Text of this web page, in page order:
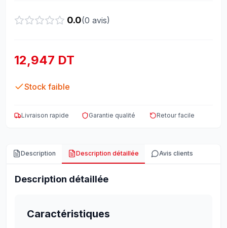
0.0(0 avis)
12,947 DT
Stock faible
Livraison rapide Garantie qualité Retour facile
Description Description détaillée Avis clients
Description détaillée
Caractéristiques